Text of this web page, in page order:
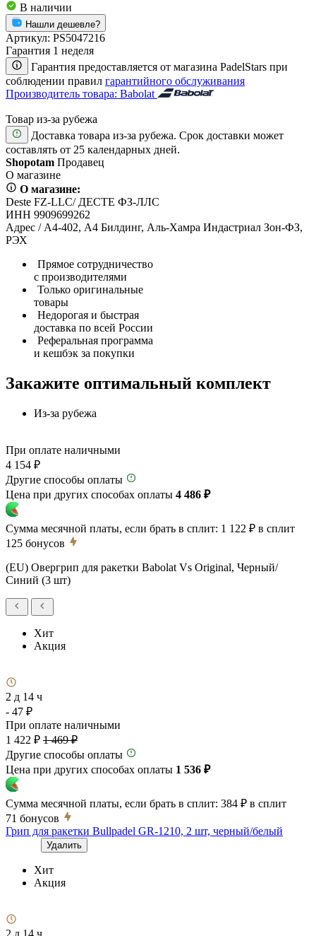
В наличии
Нашли дешевле?
Артикул: PS5047216
Гарантия 1 неделя
Гарантия предоставляется от магазина PadelStars при
соблюдении правил гарантийного обслуживания
Производитель товара: Babolat
Товар из-за рубежа
Доставка товара из-за рубежа. Срок доставки может
составлять от 25 календарных дней.
Shopotam Продавец
О магазине
О магазине:
Deste FZ-LLC/ ДЕСТЕ ФЗ-ЛЛС
ИНН 9909699262
Адрес / А4-402, А4 Билдинг, Аль-Хамра Индастриал Зон-ФЗ,
РЭХ
Прямое сотрудничество
с производителями
Только оригинальные
товары
Недорогая и быстрая
доставка по всей России
Реферальная программа
и кешбэк за покупки
Закажите оптимальный комплект
Из-за рубежа
При оплате наличными
4 154 ₽
Другие способы оплаты
Цена при других способах оплаты 4 486 ₽
Сумма месячной платы, если брать в сплит: 1 122 ₽ в сплит
125 бонусов
(EU) Овергрип для ракетки Babolat Vs Original, Черный/
Синий (3 шт)
Хит
Акция
2 д 14 ч
- 47 ₽
При оплате наличными
1 422 ₽ 1 469 ₽
Другие способы оплаты
Цена при других способах оплаты 1 536 ₽
Сумма месячной платы, если брать в сплит: 384 ₽ в сплит
71 бонусов
Грип для ракетки Bullpadel GR-1210, 2 шт, черный/белый
Удалить
Хит
Акция
2 д 14 ч